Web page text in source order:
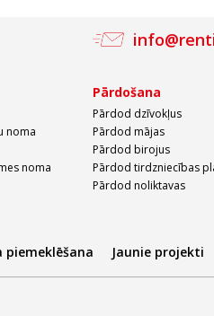
noma
noma
Pārdošana
Pārdod dzīvokļus
Pārdod mājas
Pārdod birojus
Pārdod tirdzniecības
Pārdod noliktavas
piemeklēšana Jaunie projekti